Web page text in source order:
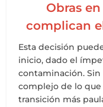
Obras
complican
Esta decisión
inicio, dado el
contaminación.
complejo de lo
transición más